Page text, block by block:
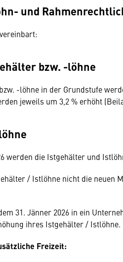
und
bzw. -löhne
-löhne in der Grundstufe
jeweils um 3,2 % erhöht
werden die Istgehälter und
/ Istlöhne nicht die neuen
31. Jänner 2026 in ein
ihres Istgehälter / Istlöhne.
Freizeit: